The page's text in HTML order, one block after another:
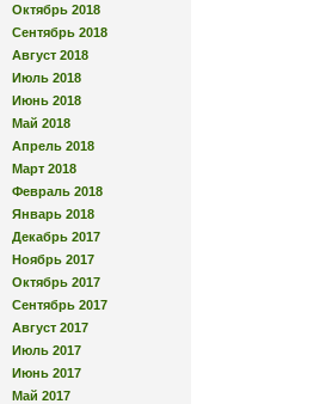
Октябрь 2018
Сентябрь 2018
Август 2018
Июль 2018
Июнь 2018
Май 2018
Апрель 2018
Март 2018
Февраль 2018
Январь 2018
Декабрь 2017
Ноябрь 2017
Октябрь 2017
Сентябрь 2017
Август 2017
Июль 2017
Июнь 2017
Май 2017